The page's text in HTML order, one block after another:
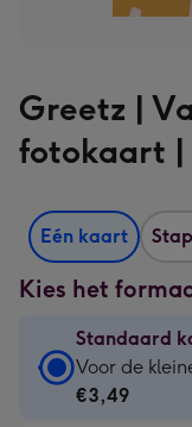
Greetz |
fotokaart |
Eén kaart
Kies het
Standaard
Standaard
kaart
Voor de
€3,49